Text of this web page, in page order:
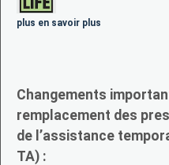
plus en savoir plus
Changements
remplacement des
de l’assistance
TA) :